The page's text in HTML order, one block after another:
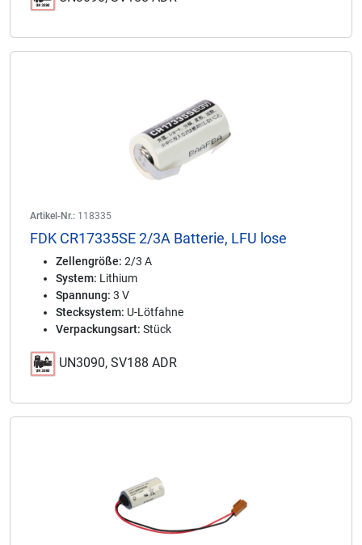
Artikel-Nr.: 118335
FDK CR17335SE 2/3A Batterie, LFU lose
Zellengröße: 2/3 A
System: Lithium
Spannung: 3 V
Stecksystem: U-Lötfahne
Verpackungsart: Stück
UN3090, SV188 ADR